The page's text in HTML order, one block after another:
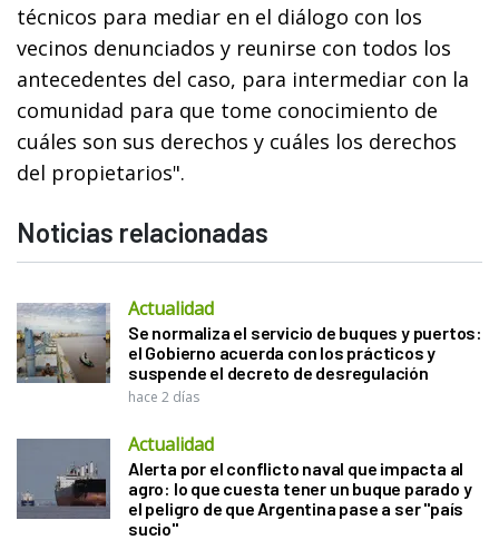
técnicos para mediar en el diálogo con los
vecinos denunciados y reunirse con todos los
antecedentes del caso, para intermediar con la
comunidad para que tome conocimiento de
cuáles son sus derechos y cuáles los derechos
del propietarios".
Noticias relacionadas
Actualidad
Se normaliza el servicio de buques y puertos:
el Gobierno acuerda con los prácticos y
suspende el decreto de desregulación
hace 2 días
Actualidad
Alerta por el conflicto naval que impacta al
agro: lo que cuesta tener un buque parado y
el peligro de que Argentina pase a ser "país
sucio"